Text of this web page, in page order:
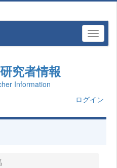
研究者情報
Information
ログイン